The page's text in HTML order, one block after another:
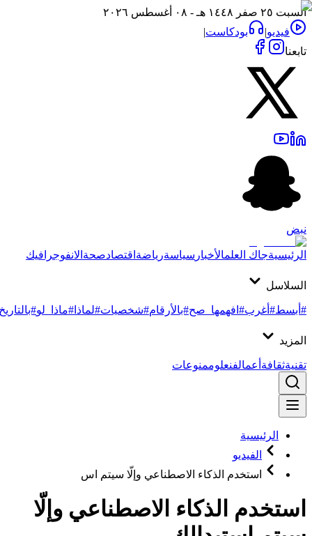
السبت ٢٥ صفر ١٤٤٨ هـ - ٠٨ أغسطس ٢٠٢٦
فيديو| بودكاست|
تابعنا
نبض
الرئيسيةجاك العلمالأخبار سياسةرياضةاقتصادصحةالانفوجرافيك
السلاسل
#أبسط#أغرب#افهمها_صح#بالأرقام#شخصيات#لماذا #ماذا_لو#بالتاريخ
المزيد
تقنيةثقافةأعمالفنعلوممنوعات
الرئيسية
الفيديو
استخدم الذكاء الاصطناعي وإلّا سيتم اس
استخدم الذكاء الاصطناعي وإلّا